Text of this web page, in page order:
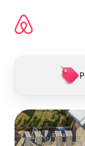
directement